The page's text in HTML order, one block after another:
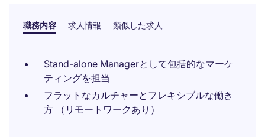
職務内容 求人情報 類似した求人
Stand-alone Managerとして包括的なマーケ
ティングを担当
フラットなカルチャーとフレキシブルな働き
方 （リモートワークあり）